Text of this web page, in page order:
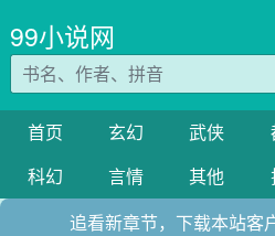
99小说网
首页 玄幻 武侠
科幻
言情 其他
追看新章节，下载本站客